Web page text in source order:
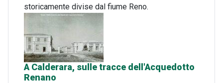
storicamente divise dal fiume Reno.
A Calderara, sulle tracce dell'Acquedotto
Renano